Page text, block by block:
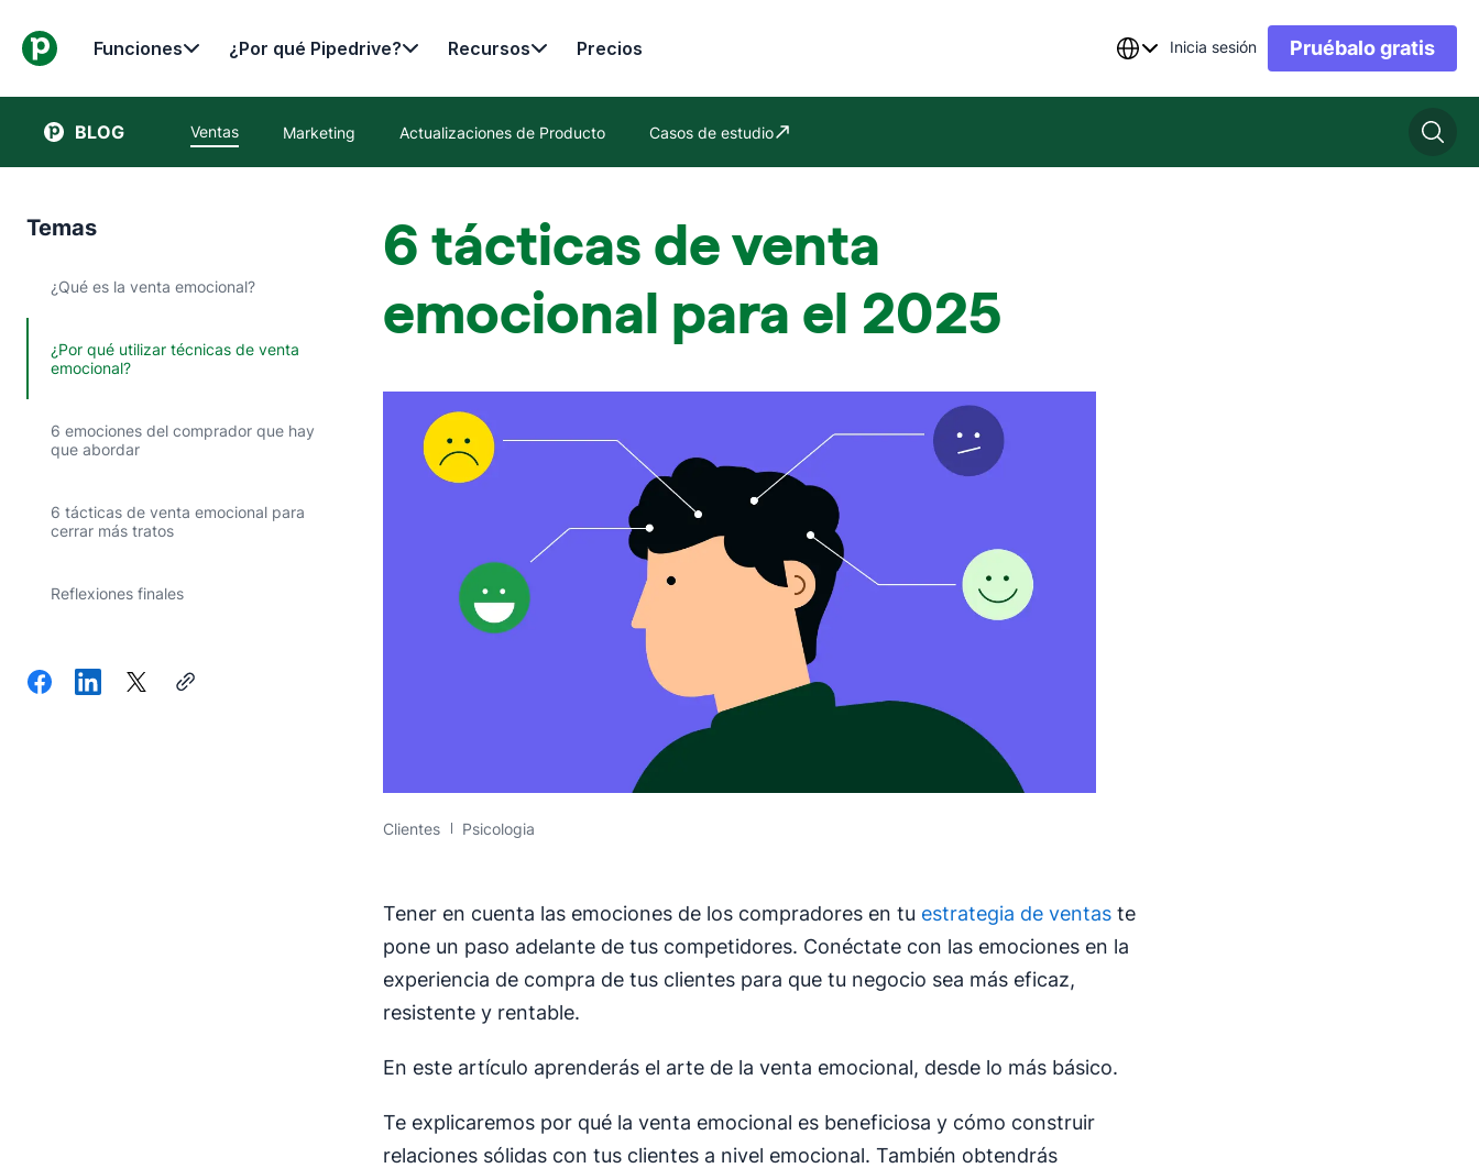
Funciones ¿Por qué Pipedrive? Recursos Precios Inicia sesión Pruébalo gratis
BLOG Ventas Marketing Actualizaciones de Producto Casos de estudio
Se abre en una nueva ventana
Temas
¿Qué es la venta emocional?
¿Por qué utilizar técnicas de venta
emocional?
6 emociones del comprador que hay
que abordar
6 tácticas de venta emocional para
cerrar más tratos
Reflexiones finales
6 tácticas de venta
emocional para el 2025
Clientes Psicologia
Tener en cuenta las emociones de los compradores en tu estrategia de ventas te
pone un paso adelante de tus competidores. Conéctate con las emociones en la
experiencia de compra de tus clientes para que tu negocio sea más eficaz,
resistente y rentable.
En este artículo aprenderás el arte de la venta emocional, desde lo más básico.
Te explicaremos por qué la venta emocional es beneficiosa y cómo construir
relaciones sólidas con tus clientes a nivel emocional. También obtendrás